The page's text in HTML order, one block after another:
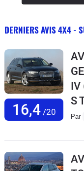
DERNIERS AVIS 4X4 -
16,4/20
IV
S
Par